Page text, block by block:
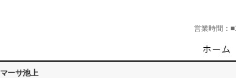
営業時間：
マーサ池上